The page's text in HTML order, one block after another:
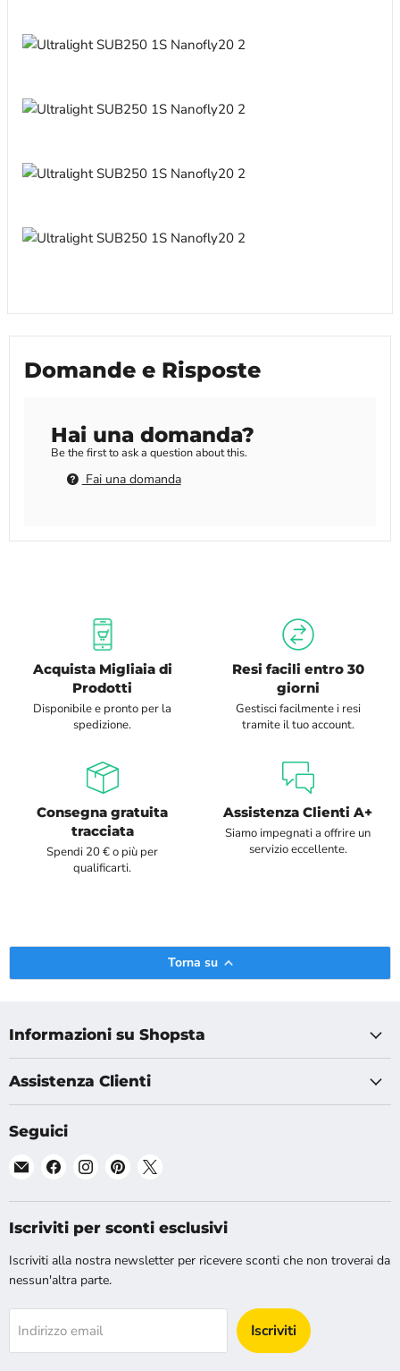
Domande e Risposte
Hai una domanda?
Be the first to ask a question about this.
Fai una domanda
Acquista Migliaia di
Prodotti
Disponibile e pronto per la
spedizione.
Resi facili entro 30
giorni
Gestisci facilmente i resi
tramite il tuo account.
Consegna gratuita
tracciata
Spendi 20 € o più per
qualificarti.
Assistenza Clienti A+
Siamo impegnati a offrire un
servizio eccellente.
Torna su
Informazioni su Shopsta
Assistenza Clienti
Seguici
Email
EU
Trova
su
Facebook
Trova
su
Instagram
Trova
su
Pinterest
su
X
Iscriviti per sconti esclusivi
Iscriviti alla nostra newsletter per ricevere sconti che non troverai da
nessun'altra parte.
Indirizzo email Iscriviti